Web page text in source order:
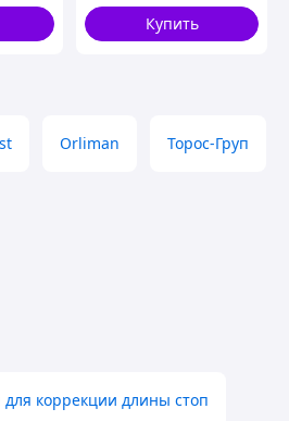
Купить
Orliman Торос-Груп
коррекции длины стоп